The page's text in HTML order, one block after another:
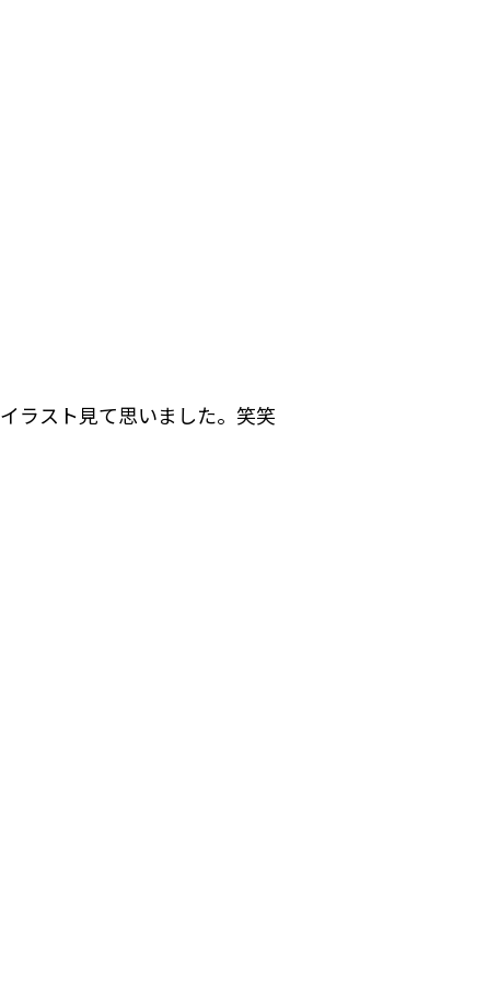
ラスト見て思いました。笑笑